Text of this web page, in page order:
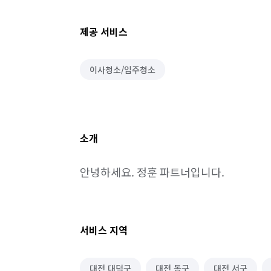
제공 서비스
이사청소/입주청소
소개
안녕하세요. 정훈 파트너입니다.
서비스 지역
대전 대덕구 대전 동구 대전 서구